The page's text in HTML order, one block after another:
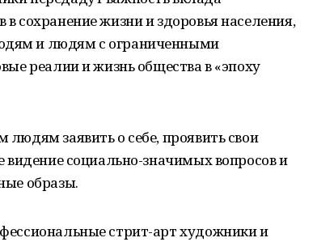
сохранение жизни и здоровья населения,
и людям с ограниченными
реалии и жизнь общества в «эпоху
заявить о себе, проявить свои
видение социально-значимых вопросов и
образы.
стрит-арт художники и